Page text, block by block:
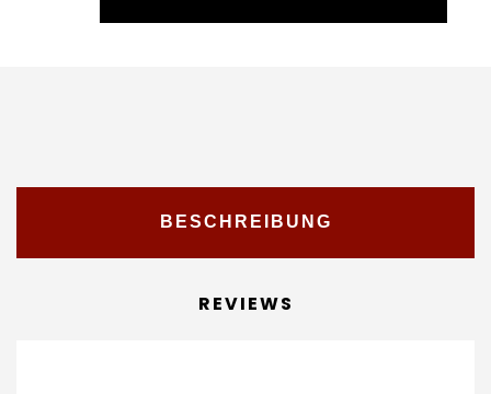
BESCHREIBUNG
REVIEWS